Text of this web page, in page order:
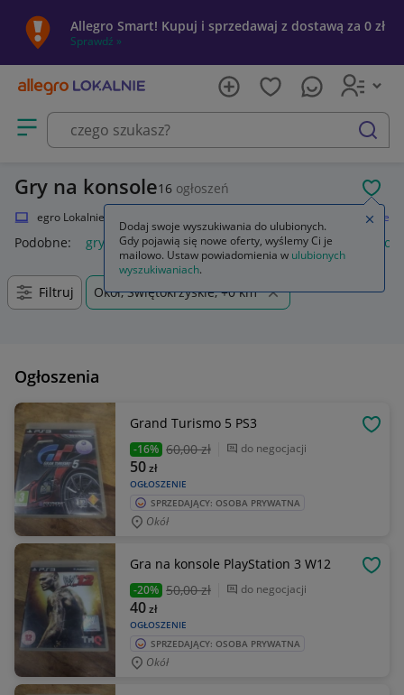
Allegro Smart! Kupuj i sprzedawaj z dostawą za 0 zł
Sprawdź »
Otwórz menu z kategoriami
szukaj
Gry na konsole16 ogłoszeń
Allegro Lokalnie Gry na konsole
Podobne: gry na konsole gry na konsolę ps5 gry na
Filtruj Okół, Świętokrzyskie, +0 km
Ogłoszenia
Grand Turismo 5 PS3
-16% 60,00 zł do negocjacji
OGŁOSZENIE
50zł
SPRZEDAJĄCY: OSOBA PRYWATNA
Okół
Gra na konsole PlayStation 3 W12
-20% 50,00 zł do negocjacji
OGŁOSZENIE
40zł
SPRZEDAJĄCY: OSOBA PRYWATNA
Okół
Dodaj swoje wyszukiwania do ulubionych.
Gdy pojawią się nowe oferty, wyślemy Ci je
mailowo. Ustaw powiadomienia w ulubionych
wyszukiwaniach.